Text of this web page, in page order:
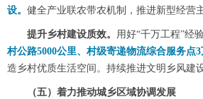
设。 健全产业联农带农机制，推进新型经营
提升乡村建设质效。 用好“千万工程”经
村公路5000公里、村级寄递物流综合服务点3
造乡村优质生活空间。持续推进文明乡风建
（五）着力推动城乡区域协调发展